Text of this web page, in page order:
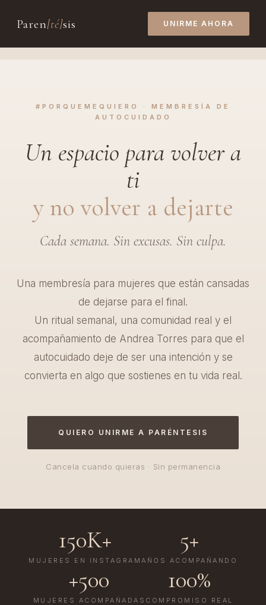
Paren[té]sis UNIRME AHORA
#PORQUEMEQUIERO · MEMBRESÍA DE
AUTOCUIDADO
Un espacio para volver a
ti
y no volver a dejarte
Cada semana. Sin excusas. Sin culpa.
Una membresía para mujeres que están cansadas
de dejarse para el final.
Un ritual semanal, una comunidad real y el
acompañamiento de Andrea Torres para que el
autocuidado deje de ser una intención y se
convierta en algo que sostienes en tu vida real.
QUIERO UNIRME A PARÉNTESIS
Cancela cuando quieras · Sin permanencia
150K+
MUJERES EN INSTAGRAM
5+
AÑOS ACOMPAÑANDO
+500
MUJERES ACOMPAÑADAS
100%
COMPROMISO REAL
ÚNETE A LA NEWSLETTER
Para recibir consejos de autocuidado y bienestar para
cuidarte cada día.
Alimentación
Sobre mí